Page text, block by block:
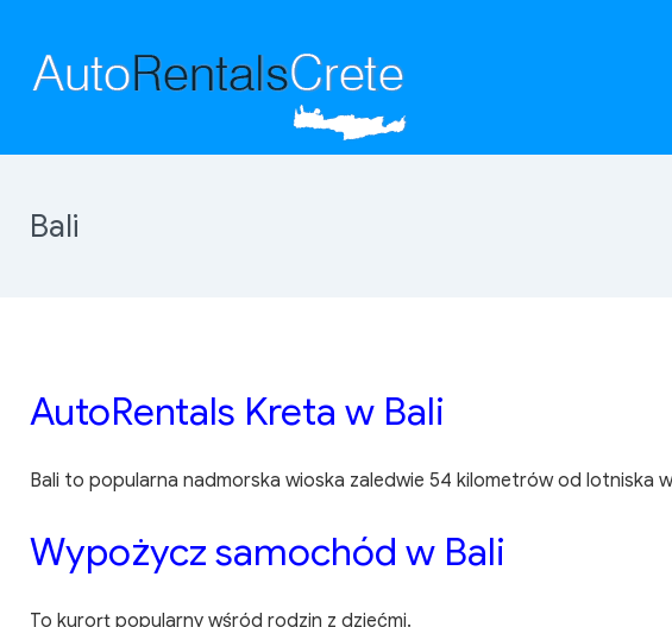
Bali
AutoRentals Kreta w Bali
Bali to popularna nadmorska wioska zaledwie 54 kilometrów od lotniska
Wypożycz samochód w Bali
To kurort popularny wśród rodzin z dziećmi.